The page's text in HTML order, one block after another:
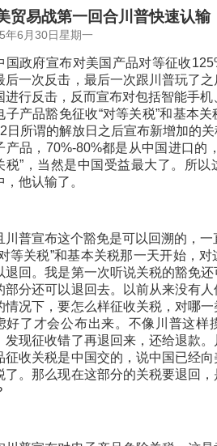
贸易战第一回合川普快速认输
年6月30日星期一
国政府宣布对美国产品对等征收
后一次反击，最后一次跟川普玩了
进行反击，反而宣布对包括智能手
子产品豁免征收“对等关税”和基本
日所谓的解放日之后宣布新增加的
产品，70%-80%都是从中国进口的
税”，当然是中国受益最大了。所
，他认输了。
川普宣布这个豁免是可以回溯的，
等关税”和基本关税那一天开始，
退回。我是第一次听说关税的豁免
部分还可以退回去。以前从来没有
情况下，要怎么样征收关税，对哪
好了才会公布出来。不像川普这样
发现征收错了再退回来，还给退款
征收关税是中国交的，说中国已经
了。那么现在这部分的关税要退回